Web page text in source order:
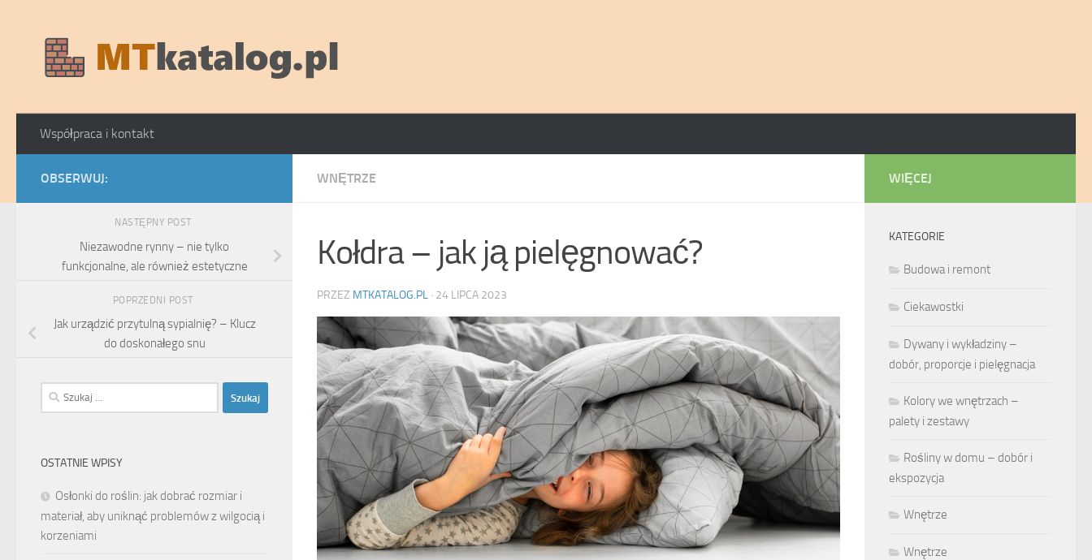
Współpraca i kontakt
WNĘTRZE
Kołdra – jak ją pielęgnować?
PRZEZ MTKATALOG.PL · 24 LIPCA 2023
OBSERWUJ:
NASTĘPNY POST
Niezawodne rynny – nie tylko
funkcjonalne, ale również estetyczne
POPRZEDNI POST
Jak urządzić przytulną sypialnię? – Klucz
do doskonałego snu
Szukaj:
OSTATNIE WPISY
Osłonki do roślin: jak dobrać rozmiar i
materiał, aby uniknąć problemów z wilgocią i
korzeniami
WIĘCEJ
KATEGORIE
Budowa i remont
Ciekawostki
Dywany i wykładziny –
dobór, proporcje i pielęgnacja
Kolory we wnętrzach –
palety i zestawy
Rośliny w domu – dobór i
ekspozycja
Wnętrze
Wnętrze